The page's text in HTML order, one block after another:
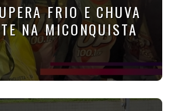
FRIO E CHUVA
NA MICONQUISTA